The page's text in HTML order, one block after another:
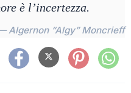
è l’incertezza.
Algernon “Algy” Moncrieff